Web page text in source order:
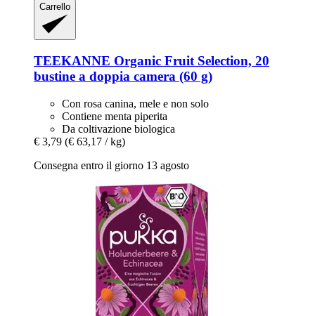
Carrello
TEEKANNE Organic Fruit Selection, 20
bustine a doppia camera (60 g)
Con rosa canina, mele e non solo
Contiene menta piperita
Da coltivazione biologica
€ 3,79 (€ 63,17 / kg)
Consegna entro il giorno 13 agosto